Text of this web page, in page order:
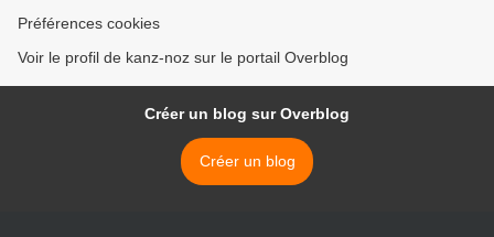
Préférences cookies
Voir le profil de kanz-noz sur le portail Overblog
Créer un blog sur Overblog
Créer un blog